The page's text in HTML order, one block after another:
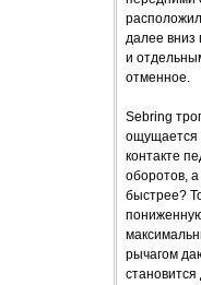
далее вниз
и
отменное.
Sebring
ощущается
контакте
оборотов,
быстрее?
рычагом